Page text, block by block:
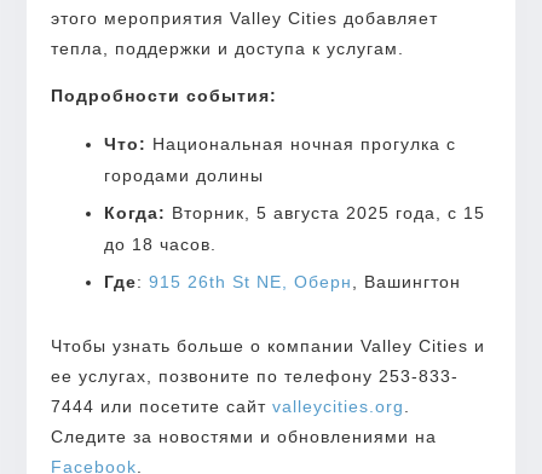
этого мероприятия Valley Cities добавляет
тепла, поддержки и доступа к услугам.
Подробности события:
Что: Национальная ночная прогулка с
городами долины
Когда: Вторник, 5 августа 2025 года, с 15
до 18 часов.
Где:915 26th St NE,Оберн , Вашингтон
Чтобы узнать больше о компании Valley Cities и
ее услугах, позвоните по телефону 253-833-
7444 или посетите сайтvalleycities.org
Следите за новостями и обновлениями на
Facebook